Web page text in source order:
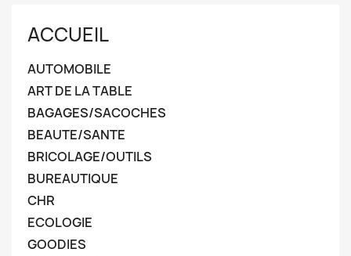
ACCUEIL
AUTOMOBILE
ART DE LA TABLE
BAGAGES/SACOCHES
BEAUTE/SANTE
BRICOLAGE/OUTILS
BUREAUTIQUE
CHR
ECOLOGIE
GOODIES